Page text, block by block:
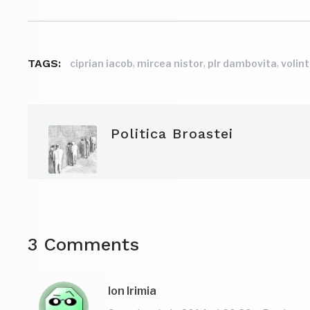
TAGS: ciprian iacob, mircea nistor, plr dambovita,
Politica Broastei
3 Comments
Ion Irimia